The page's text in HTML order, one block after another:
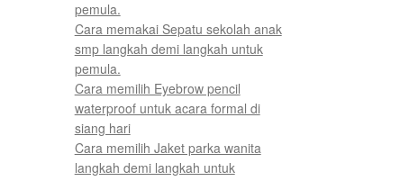
pemula.
Cara memakai Sepatu sekolah anak
smp langkah demi langkah untuk
pemula.
Cara memilih Eyebrow pencil
waterproof untuk acara formal di
siang hari
Cara memilih Jaket parka wanita
langkah demi langkah untuk